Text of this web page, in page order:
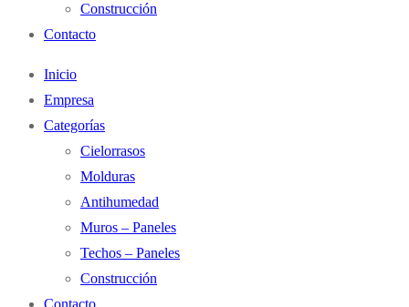
Construcción
Contacto
Inicio
Empresa
Categorías
Cielorrasos
Molduras
Antihumedad
Muros – Paneles
Techos – Paneles
Construcción
Contacto